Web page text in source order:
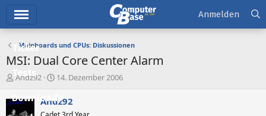
Ticker
Tests
Downloads
Anmelden
Mainboards und CPUs: Diskussionen
MSI: Dual Core Center Alarm
E
s
t
Andz92
E
s
14. Dezember 2006
Andz92